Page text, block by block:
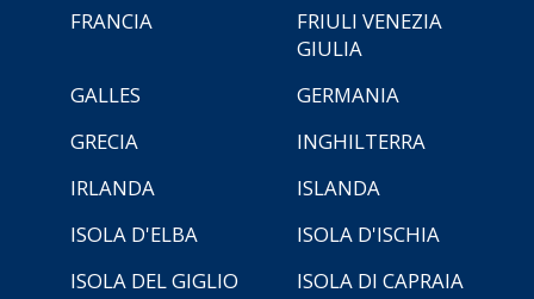
FRANCIA
FRIULI VENEZIA
GIULIA
GALLES
GERMANIA
GRECIA
INGHILTERRA
IRLANDA
ISLANDA
ISOLA D'ELBA
ISOLA D'ISCHIA
ISOLA DEL GIGLIO
ISOLA DI CAPRAIA